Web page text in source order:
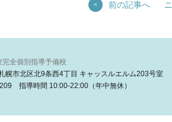
< 前の記事へ
完全個別指導予備校
市北区北9条西4丁目 キャッスルエルム203号室
指導時間 10:00-22:00（年中無休）